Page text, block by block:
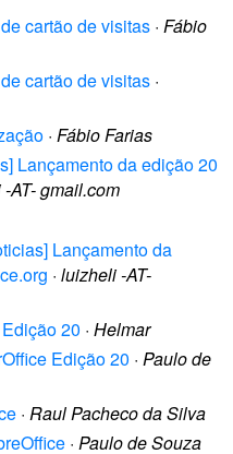
cartão de visitas · Fábio
cartão de visitas ·
· Fábio Farias
Lançamento da edição 20
AT- gmail.com
Lançamento da
· luizheli -AT-
20 · Helmar
Edição 20 · Paulo de
· Raul Pacheco da Silva
· Paulo de Souza